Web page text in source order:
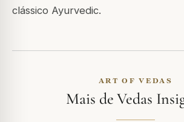
clássico Ayurvedic.
ART OF VEDAS
Mais de Vedas